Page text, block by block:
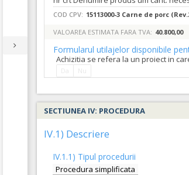
COD CPV: 15113000-3 Carne de porc
VALOAREA ESTIMATA FARA TVA: 40.800,00
Formularul utilajelor disponibile
Achizitia se refera la un proiect in
SECTIUNEA IV: PROCEDURA
IV.1) Descriere
IV.1.1) Tipul procedurii
Procedura simplificata